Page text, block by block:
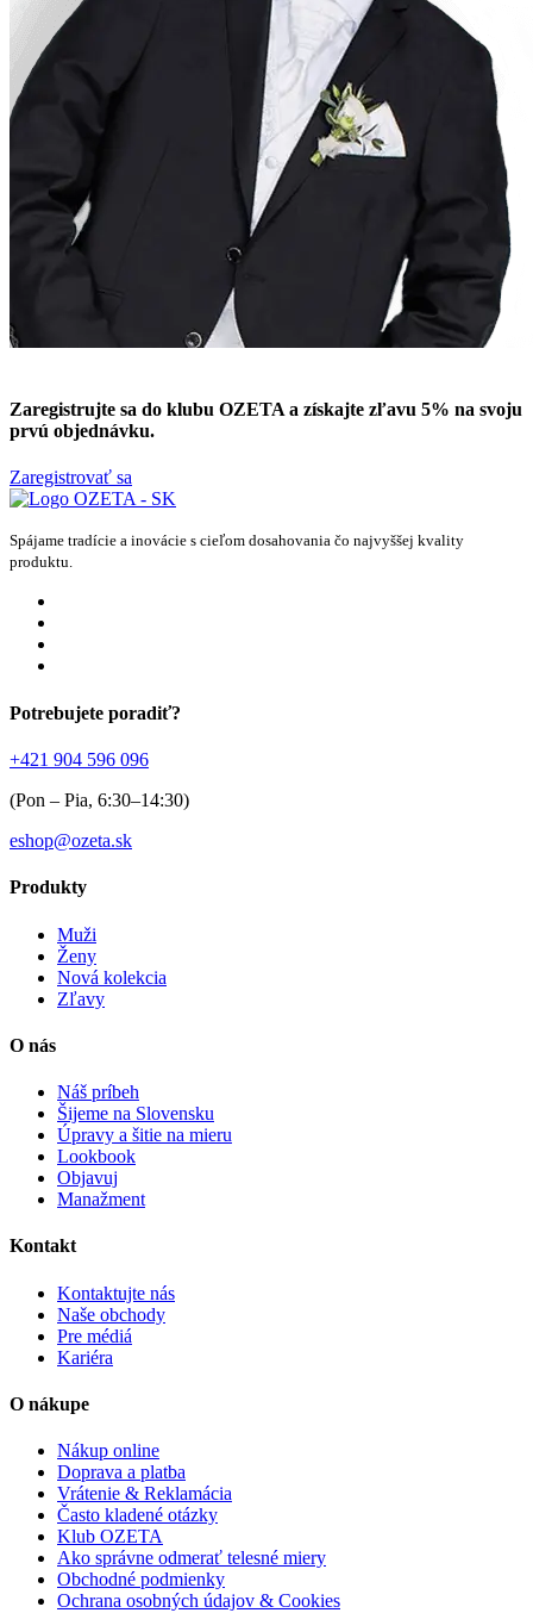
Zaregistrujte sa do klubu OZETA a získajte zľavu 5% na svoju
prvú objednávku.
Zaregistrovať sa
Spájame tradície a inovácie s cieľom dosahovania čo najvyššej kvality
produktu.
Potrebujete poradiť?
+421 904 596 096
(Pon – Pia, 6:30–14:30)
eshop@ozeta.sk
Produkty
Muži
Ženy
Nová kolekcia
Zľavy
O nás
Náš príbeh
Šijeme na Slovensku
Úpravy a šitie na mieru
Lookbook
Objavuj
Manažment
Kontakt
Kontaktujte nás
Naše obchody
Pre médiá
Kariéra
O nákupe
Nákup online
Doprava a platba
Vrátenie & Reklamácia
Často kladené otázky
Klub OZETA
Ako správne odmerať telesné miery
Obchodné podmienky
Ochrana osobných údajov & Cookies